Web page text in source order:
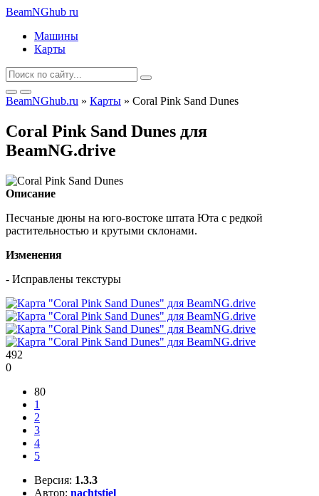
BeamNGhub ru
Машины
Карты
BeamNGhub.ru » Карты » Coral Pink Sand Dunes
Coral Pink Sand Dunes для
BeamNG.drive
Описание
Песчаные дюны на юго-востоке штата Юта с редкой
растительностью и крутыми склонами.
Изменения
- Исправлены текстуры
492
0
80
1
2
3
4
5
Версия: 1.3.3
Автор: nachtstiel